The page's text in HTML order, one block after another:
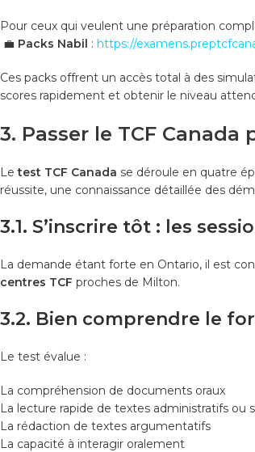
Pour ceux qui veulent une préparation
💼 Packs Nabil : https://
Ces packs offrent un accès total à des
scores rapidement et obtenir le niveau
3. Passer le TCF
Letest TCF Canada se déroule en quatre
réussite, une connaissance détaillée des
3.1. S’inscrire tôt : les
La demande étant forte en Ontario, il est
centres TCF proches de Milton.
3.2. Bien comprendre le
Le test évalue :
La compréhension de documents oraux
La lecture rapide de textes administratifs ou
La rédaction de textes argumentatifs
La capacité à interagir oralement